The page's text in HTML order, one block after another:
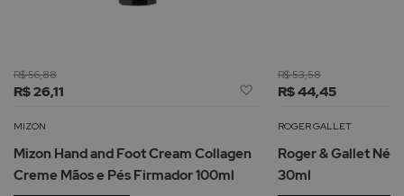
R$ 26,11
R$ 56,88
Adicionar
Lista
Desejos
MIZON
Mizon Hand and Foot Cream Collagen
Creme Mãos e Pés Firmador 100ml
R$ 44,45
R$ 53,58
ROGER GALLET
Roger & Gallet
30ml